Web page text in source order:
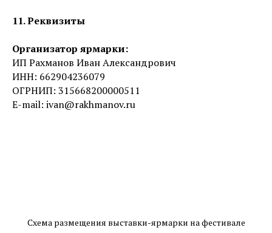
11. Реквизиты
Организатор ярмарки:
ИП Рахманов Иван Александрович
ИНН: 662904236079
ОГРНИП: 315668200000511
E-mail: ivan@rakhmanov.ru
Схема размещения выставки-ярмарки на фестивале